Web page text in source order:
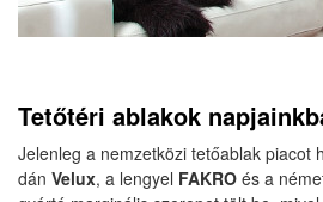
Tetőtéri ablakok
Jelenleg a nemzetközi tetőablak piacot
dán Velux, a lengyel FAKRO és a